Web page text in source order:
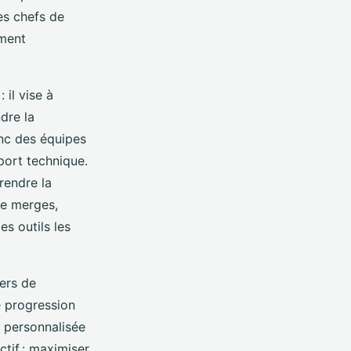
chefs de
il vise à
la
des équipes
technique.
la
merges,
outils les
de
progression